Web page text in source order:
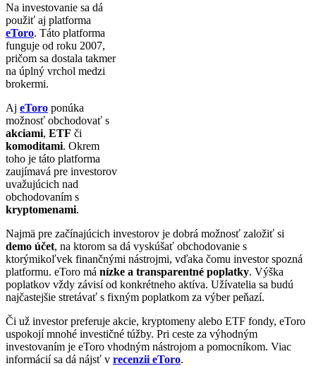
Na investovanie sa dá
použiť aj platforma
eToro. Táto platforma
funguje od roku 2007,
pričom sa dostala takmer
na úplný vrchol medzi
brokermi.
Aj eToro ponúka
možnosť obchodovať s
akciami, ETF či
komoditami. Okrem
toho je táto platforma
zaujímavá pre investorov
uvažujúcich nad
obchodovaním s
kryptomenami.
Najmä pre začínajúcich investorov je dobrá možnosť založiť si
demo účet, na ktorom sa dá vyskúšať obchodovanie s
ktorýmikoľvek finančnými nástrojmi, vďaka čomu investor spozná
platformu. eToro má nízke a transparentné poplatky. Výška
poplatkov vždy závisí od konkrétneho aktíva. Užívatelia sa budú
najčastejšie stretávať s fixným poplatkom za výber peňazí.
Či už investor preferuje akcie, kryptomeny alebo ETF fondy, eToro
uspokojí mnohé investičné túžby. Pri ceste za výhodným
investovaním je eToro vhodným nástrojom a pomocníkom. Viac
informácií sa dá nájsť v recenzii eToro.